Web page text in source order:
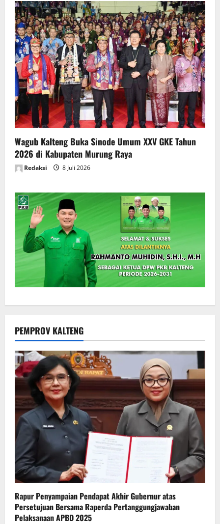
Wagub Kalteng Buka Sinode Umum XXV GKE Tahun
2026 di Kabupaten Murung Raya
Redaksi 8 Juli 2026
PEMPROV KALTENG
Rapur Penyampaian Pendapat Akhir Gubernur atas
Persetujuan Bersama Raperda Pertanggungjawaban
Pelaksanaan APBD 2025